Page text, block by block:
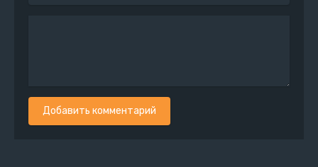
Добавить комментарий